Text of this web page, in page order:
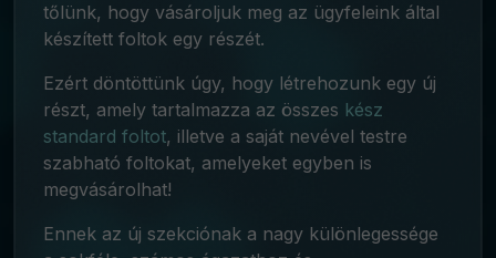
tőlünk, hogy vásároljuk meg az ügyfeleink által
készített foltok egy részét.
Ezért döntöttünk úgy, hogy létrehozunk egy új
részt, amely tartalmazza az összes kész
standard foltot, illetve a saját nevével testre
szabható foltokat, amelyeket egyben is
megvásárolhat!
Ennek az új szekciónak a nagy különlegessége